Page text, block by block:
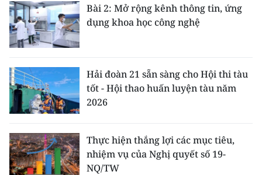
Bài 2: Mở rộng kênh thông tin, ứng
dụng khoa học công nghệ
Hải đoàn 21 sẵn sàng cho Hội thi tàu
tốt - Hội thao huấn luyện tàu năm
2026
Thực hiện thắng lợi các mục tiêu,
nhiệm vụ của Nghị quyết số 19-
NQ/TW